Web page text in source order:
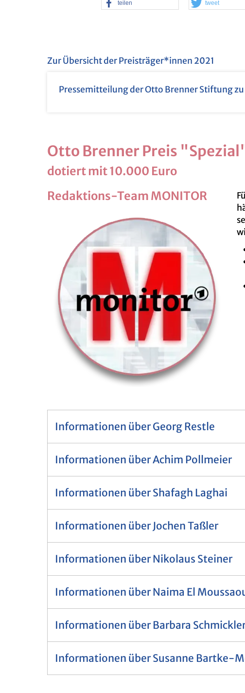
tei­len tweet
Zur Über­sicht der Preis­trä­ger*innen 2021
Pres­se­mit­tei­lung der Otto Bren­ner Stif­tung
Otto Bren­ner Preis
do­tiert mit 10.000 Euro
Re­dak­ti­ons-Team MO­NI­TOR
Informationen über Georg Restle
Informationen über Achim Pollmeier
Informationen über Shafagh Laghai
Informationen über Jochen Taßler
Informationen über Nikolaus Steiner
Informationen über Naima El
Informationen über Barbara
Informationen über Susanne Bartke-